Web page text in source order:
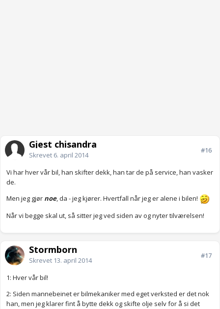
Gjest chisandra
Skrevet 6. april 2014
#16
Vi har hver vår bil, han skifter dekk, han tar de på service, han vasker
de.
Men jeg gjør noe, da - jeg kjører. Hvertfall når jeg er alene i bilen!
Når vi begge skal ut, så sitter jeg ved siden av og nyter tilværelsen!
Stormborn
Skrevet 13. april 2014
#17
1: Hver vår bil!
2: Siden mannebeinet er bilmekaniker med eget verksted er det nok
han, men jeg klarer fint å bytte dekk og skifte olje selv for å si det